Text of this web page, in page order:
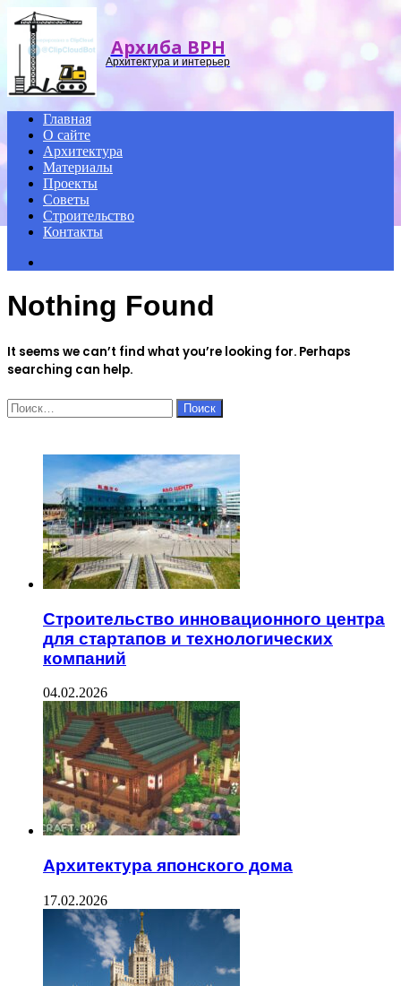
Архиба ВРН
Архитектура и интерьер
Главная
О сайте
Архитектура
Материалы
Проекты
Советы
Строительство
Контакты
Nothing Found
It seems we can’t find what you’re looking for. Perhaps
searching can help.
Найти:
Строительство инновационного центра
для стартапов и технологических
компаний
04.02.2026
Архитектура японского дома
17.02.2026